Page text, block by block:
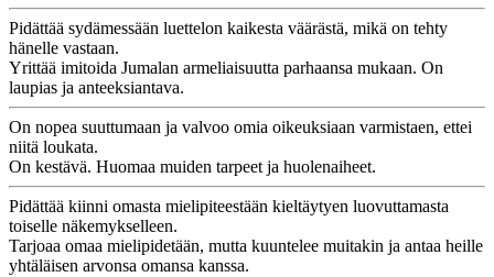
Pidättää sydämessään luettelon kaikesta väärästä, mikä on tehty
hänelle vastaan.
Yrittää imitoida Jumalan armeliaisuutta parhaansa mukaan. On
laupias ja anteeksiantava.
On nopea suuttumaan ja valvoo omia oikeuksiaan varmistaen, ettei
niitä loukata.
On kestävä. Huomaa muiden tarpeet ja huolenaiheet.
Pidättää kiinni omasta mielipiteestään kieltäytyen luovuttamasta
toiselle näkemykselleen.
Tarjoaa omaa mielipidetään, mutta kuuntelee muitakin ja antaa heille
yhtäläisen arvonsa omansa kanssa.